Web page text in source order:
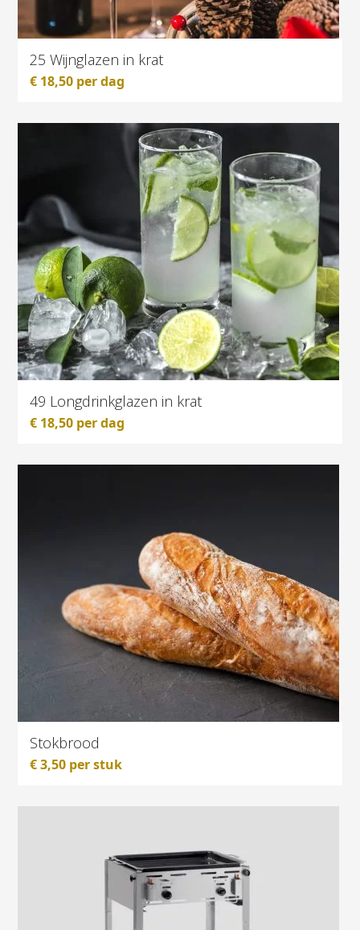
25 Wijnglazen in krat
€ 18,50 per dag
49 Longdrinkglazen in krat
€ 18,50 per dag
Stokbrood
€3,50 per stuk